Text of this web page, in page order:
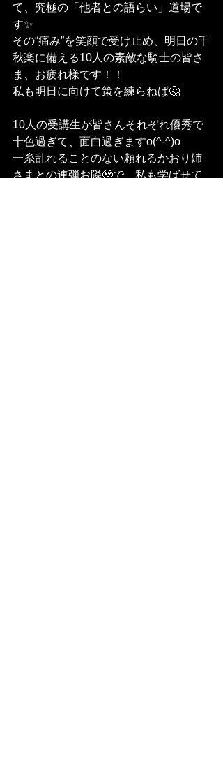
て、究極の「他者との語らい」道場で
す✨
その“痛み”を笑顔で受け止め、明日の千
秋楽に備える10人の素敵な騎士の皆さ
ま、お疲れ様です！！
私も明日に向けて策を練らねば🤔
10人の受講生が皆さんそれぞれ優秀で
十色過ぎて、面白過ぎますo(^-^)o
一糸乱れることのない頼れるかおり姉
さまとの連弾お隣🥹で、私も学ばせて